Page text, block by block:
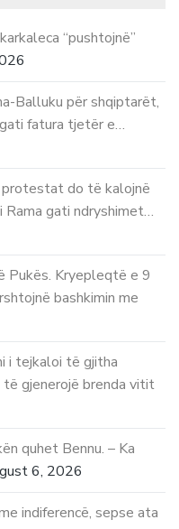
“pushtojnë”
Balluku për shqiptarët,
fatura tjetër e…
do të kalojnë
Rama gati ndryshimet…
Kryepleqtë e 9
bashkimin me
i tejkaloi të gjitha
gjenerojë brenda vitit
quhet Bennu. – Ka
6, 2026
indiferencë, sepse ata